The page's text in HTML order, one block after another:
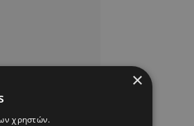
×
χρηστών.